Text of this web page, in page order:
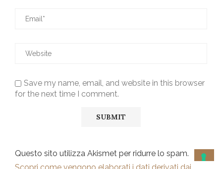
Save my name, email, and website in this browser
for the next time I comment.
Questo sito utilizza Akismet per ridurre lo spam.